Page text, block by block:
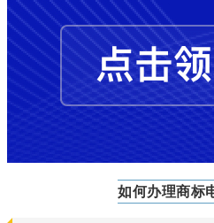
如何办理商标